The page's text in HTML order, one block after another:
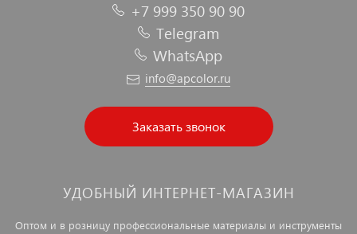
+7 999 350 90 90
Telegram
WhatsApp
info@apcolor.ru
Заказать звонок
УДОБНЫЙ ИНТЕРНЕТ-МАГАЗИН
Оптом и в розницу профессиональные материалы и инструменты